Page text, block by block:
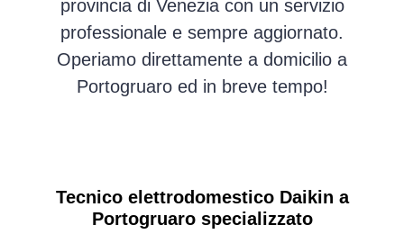
provincia di Venezia con un servizio
professionale e sempre aggiornato.
Operiamo direttamente a domicilio a
Portogruaro ed in breve tempo!
Tecnico elettrodomestico Daikin a
Portogruaro specializzato